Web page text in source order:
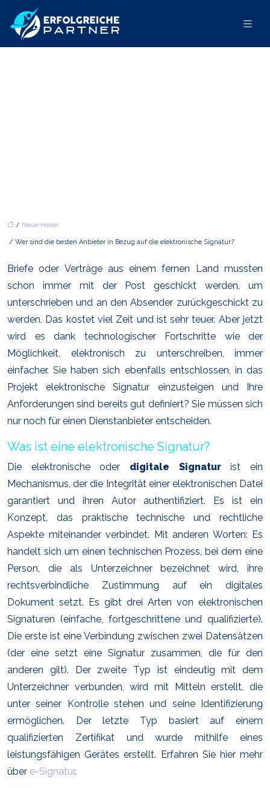
/ Neue Hebel
/ Wer sind die besten Anbieter in Bezug auf die elektronische Signatur?
Briefe oder Verträge aus einem fernen Land mussten
schon immer mit der Post geschickt werden, um
unterschrieben und an den Absender zurückgeschickt zu
werden. Das kostet viel Zeit und ist sehr teuer. Aber jetzt
wird es dank technologischer Fortschritte wie der
Möglichkeit, elektronisch zu unterschreiben, immer
einfacher. Sie haben sich ebenfalls entschlossen, in das
Projekt elektronische Signatur einzusteigen und Ihre
Anforderungen sind bereits gut definiert? Sie müssen sich
nur noch für einen Dienstanbieter entscheiden.
Was ist eine elektronische Signatur?
Die elektronische oder digitale Signaturist ein
Mechanismus, der die Integrität einer elektronischen Datei
garantiert und ihren Autor authentifiziert. Es ist ein
Konzept, das praktische technische und rechtliche
Aspekte miteinander verbindet. Mit anderen Worten: Es
handelt sich um einen technischen Prozess, bei dem eine
Person, die als Unterzeichner bezeichnet wird, ihre
rechtsverbindliche Zustimmung auf ein digitales
Dokument setzt. Es gibt drei Arten von elektronischen
Signaturen (einfache, fortgeschrittene und qualifizierte).
Die erste ist eine Verbindung zwischen zwei Datensätzen
(der eine setzt eine Signatur zusammen, die für den
anderen gilt). Der zweite Typ ist eindeutig mit dem
Unterzeichner verbunden, wird mit Mitteln erstellt, die
unter seiner Kontrolle stehen und seine Identifizierung
ermöglichen. Der letzte Typ basiert auf einem
qualifizierten Zertifikat und wurde mithilfe eines
leistungsfähigen Gerätes erstellt. Erfahren Sie hier mehr
über e-Signatur.